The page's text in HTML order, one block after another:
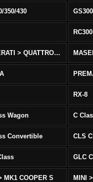
350/430
MASERATI > QUATTROPORTE
RX-8
Wagon C
Convertible CLS
GLC
MK1 COOPER S